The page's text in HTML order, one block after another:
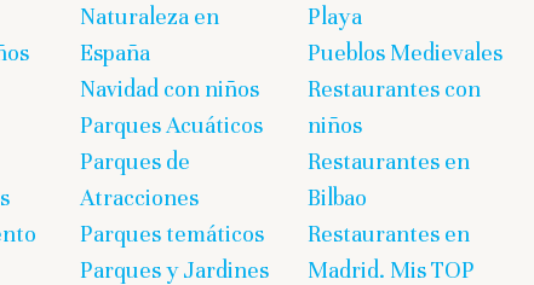
Naturaleza en
España
Navidad con niños
Parques Acuáticos
Parques de
Atracciones
Parques temáticos
Parques y Jardines
Playa
Pueblos Medievales
Restaurantes con
niños
Restaurantes en
Bilbao
Restaurantes en
Madrid. Mis TOP